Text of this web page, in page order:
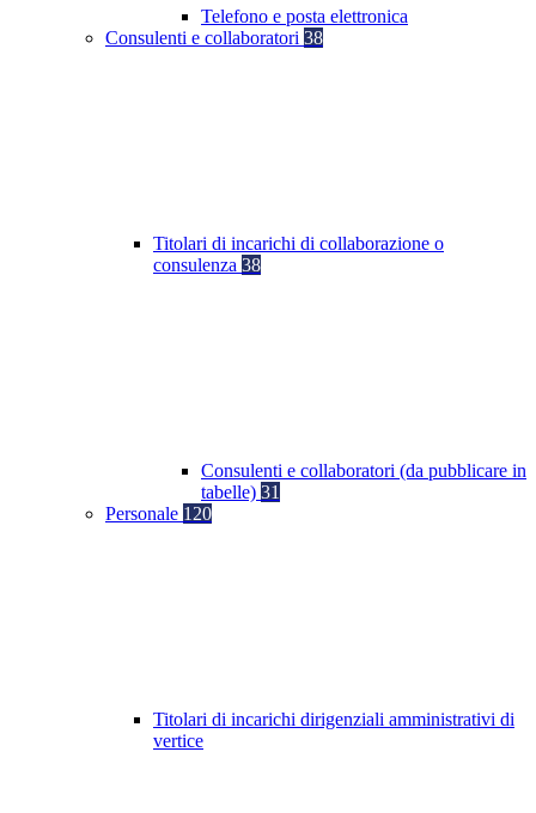
Telefono e posta elettronica
Consulenti e collaboratori 38
Titolari di incarichi di collaborazione o
consulenza 38
Consulenti e collaboratori (da pubblicare in
tabelle) 31
Personale 120
Titolari di incarichi dirigenziali amministrativi di
vertice